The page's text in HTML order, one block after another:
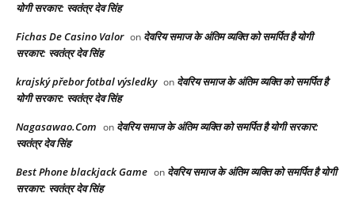
योगी सरकार: स्वतंत्र देव सिंह
Fichas De Casino Valor on देवरिय समाज के अंतिम व्यक्ति को समर्पित है योगी
सरकार: स्वतंत्र देव सिंह
krajský přebor fotbal výsledky on देवरिय समाज के अंतिम व्यक्ति को समर्पित है
योगी सरकार: स्वतंत्र देव सिंह
Nagasawao.Com on देवरिय समाज के अंतिम व्यक्ति को समर्पित है योगी सरकार:
स्वतंत्र देव सिंह
Best Phone blackjack Game on देवरिय समाज के अंतिम व्यक्ति को समर्पित है योगी
सरकार: स्वतंत्र देव सिंह